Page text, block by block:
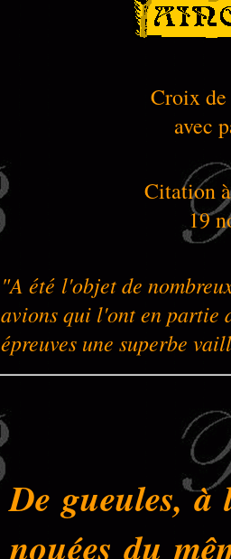
Croix
avec
Citation
19
"A été l'objet de
avions qui l'ont en partie
épreuves une superbe
De gueules, à
nouées du